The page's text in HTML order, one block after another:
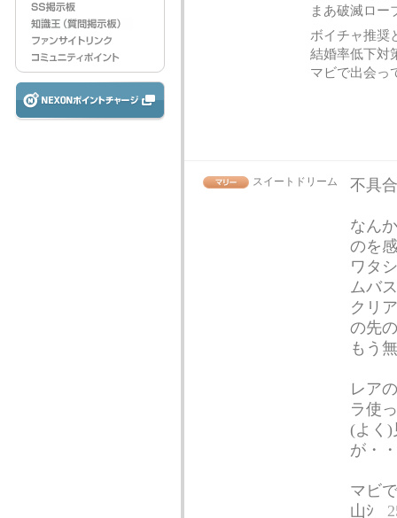
まあ破滅ロー
ボイチャ推奨
結婚率低下対
マビで出会っ
スイートドリーム 不具
なん
のを
ワタ
ムバ
クリ
の先
もう
レア
ラ使
(よく
が・
マビ
山ｼ